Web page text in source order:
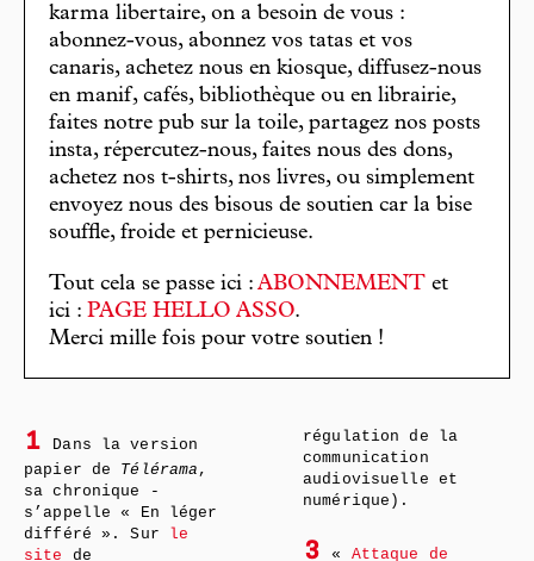
karma libertaire, on a besoin de vous :
abonnez-vous, abonnez vos tatas et vos
canaris, achetez nous en kiosque, diffusez-nous
en manif, cafés, bibliothèque ou en librairie,
faites notre pub sur la toile, partagez nos posts
insta, répercutez-nous, faites nous des dons,
achetez nos t-shirts, nos livres, ou simplement
envoyez nous des bisous de soutien car la bise
souffle, froide et pernicieuse.
Tout cela se passe ici : ABONNEMENT et
ici : PAGE HELLO ASSO.
Merci mille fois pour votre soutien !
1
Dans la version
papier de Télérama ,
sa chronique ­
s’appelle « En léger
différé ». Sur le
site
de
régulation de la
communication
audiovisuelle et
numérique).
3 « Attaque de